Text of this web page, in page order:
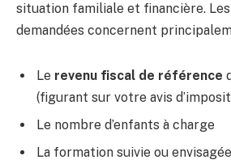
situation familiale et financière.
demandées concernent
Le revenu fiscal de référence
(figurant sur votre avis
Le nombre d’enfants à charge
La formation suivie ou